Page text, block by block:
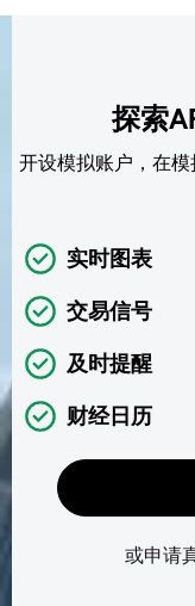
探索
开设模拟账户，在
实时图表
交易信号
及时提醒
财经日历